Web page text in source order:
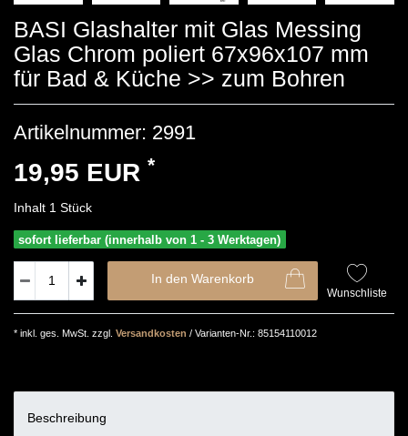
BASI Glashalter mit Glas Messing
Glas Chrom poliert 67x96x107 mm
für Bad & Küche >> zum Bohren
Artikelnummer: 2991
19,95 EUR *
Inhalt 1 Stück
sofort lieferbar (innerhalb von 1 - 3 Werktagen)
In den Warenkorb
Wunschliste
* inkl. ges. MwSt. zzgl. Versandkosten / Varianten-Nr.: 85154110012
Beschreibung